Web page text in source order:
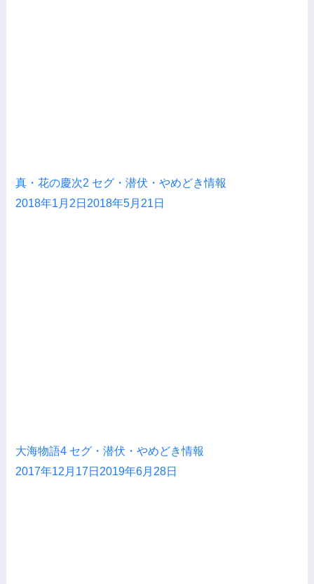
真・花の慶次2 セグ・潜伏・やめどき情報
2018年1月2日 2018年5月21日
大海物語4 セグ・潜伏・やめどき情報
2017年12月17日 2019年6月28日